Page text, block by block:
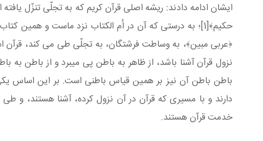
ایشان ادامه دادند: ریشه اصلی قرآن كریم كه به تجلّی تنزّل
﴿عربی مبین﴾، به وساطت فرشتگان، به تجلّی طی می‏ كند،
نزول قرآن آشنا باشد، از ظاهر به باطن پی‏ می‏برد و از باطن به
باطن باطن آن نیز بر همین قیاس باطنی است. بر این اساس
دارند و با مسیری كه قرآن در آن نزول كرده، آشنا هستند، و
خدمت قرآن هستند.